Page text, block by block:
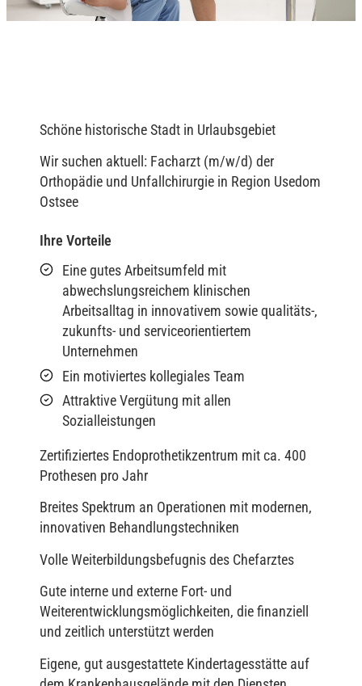
Schöne historische Stadt in Urlaubsgebiet
Wir suchen aktuell: Facharzt (m/w/d) der
Orthopädie und Unfallchirurgie in Region Usedom
Ostsee
Ihre Vorteile
Eine gutes Arbeitsumfeld mit
abwechslungsreichem klinischen
Arbeitsalltag in innovativem sowie qualitäts-,
zukunfts- und serviceorientiertem
Unternehmen
Ein motiviertes kollegiales Team
Attraktive Vergütung mit allen
Sozialleistungen
Zertifiziertes Endoprothetikzentrum mit ca. 400
Prothesen pro Jahr
Breites Spektrum an Operationen mit modernen,
innovativen Behandlungstechniken
Volle Weiterbildungsbefugnis des Chefarztes
Gute interne und externe Fort- und
Weiterentwicklungsmöglichkeiten, die finanziell
und zeitlich unterstützt werden
Eigene, gut ausgestattete Kindertagesstätte auf